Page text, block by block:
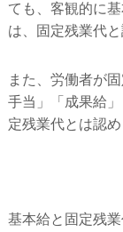
ても、客観的に
は、固定残業代
また、労働者が
手当」「成果給
定残業代とは認
基本給と固定残